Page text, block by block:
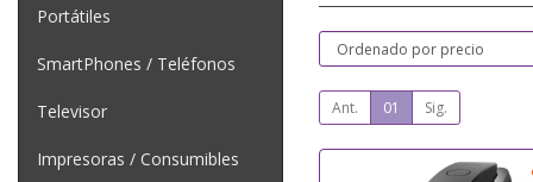
Portátiles
SmartPhones / Teléfonos
Televisor
Impresoras / Consumibles
Ant. 01 Sig.